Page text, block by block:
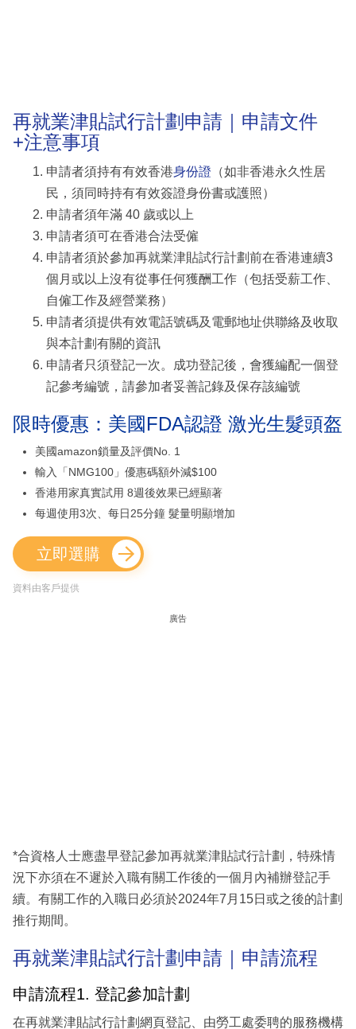
再就業津貼試行計劃申請｜申請文件
+注意事項
申請者須持有有效香港身份證 （如非香港永久性居
民，須同時持有有效簽證身份書或護照）
申請者須年滿 40 歲或以上
申請者須可在香港合法受僱
申請者須於參加再就業津貼試行計劃前在香港連續3
個月或以上沒有從事任何獲酬工作（包括受薪工作、
自僱工作及經營業務）
申請者須提供有效電話號碼及電郵地址供聯絡及收取
與本計劃有關的資訊
申請者只須登記一次。成功登記後，會獲編配一個登
記參考編號，請參加者妥善記錄及保存該編號
限時優惠：美國FDA認證 激光生髮頭盔
美國amazon鎖量及評價No. 1
輸入「NMG100」優惠碼額外減$100
香港用家真實試用 8週後效果已經顯著
每週使用3次、每日25分鐘 髮量明顯增加
立即選購
資料由客戶提供
廣告
*合資格人士應盡早登記參加再就業津貼試行計劃，特殊情
況下亦須在不遲於入職有關工作後的一個月內補辦登記手
續。有關工作的入職日必須於2024年7月15日或之後的計劃
推行期間。
再就業津貼試行計劃申請｜申請流程
申請流程1. 登記參加計劃
在再就業津貼試行計劃網頁登記、由勞工處委聘的服務機構